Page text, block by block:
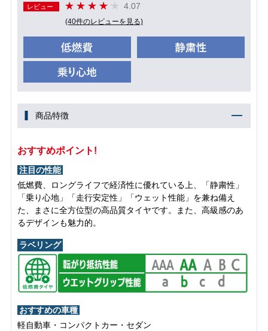
レビュー 4.07
(40件のレビューを見る)
商品特徴
おすすめポイント!
注目の性能
低燃費、ロングライフで経済性に優れている上、「静粛性」
「乗り心地」「走行安定性」「ウェット性能」を兼ね備え
た、まさに全方位型の高品質タイヤです。また、高級感のあ
るデザインも魅力的。
ラベリング
おすすめの車種
軽自動車・コンパクトカー・セダン